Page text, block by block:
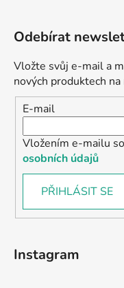
Odebírat
Vložte svůj e-mail a
nových produktech
E-mail
Vložením e-mailu
osobních údajů
PŘIHLÁSIT SE
Instagram